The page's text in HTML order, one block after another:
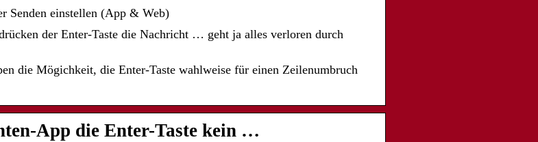
Senden einstellen (App & Web)
der Enter-Taste die Nachricht … geht ja alles verloren durch
die Mögichkeit, die Enter-Taste wahlweise für einen Zeilenumbruch
App die Enter-Taste kein …